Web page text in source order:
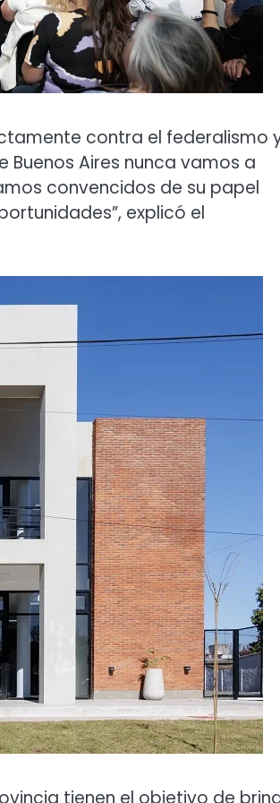
contra el federalismo
Aires nunca vamos a
convencidos de su papel
explicó el
tienen el objetivo de